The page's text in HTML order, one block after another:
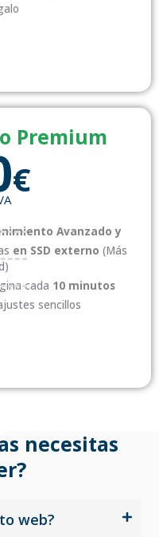
Premium
€
Avanzado y
en SSD externo (Más
cada 10 minutos
sencillos
necesitas
web?